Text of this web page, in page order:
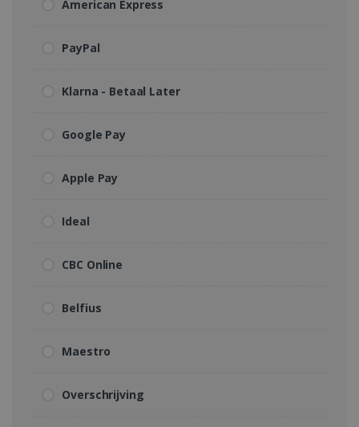
American Express
PayPal
Klarna - Betaal Later
Google Pay
Apple Pay
Ideal
CBC Online
Belfius
Maestro
Overschrijving